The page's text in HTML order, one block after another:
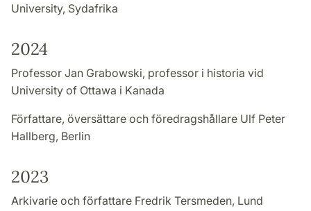
University, Sydafrika
2024
Professor Jan Grabowski, professor i historia vid
University of Ottawa i Kanada
Författare, översättare och föredragshållare Ulf Peter
Hallberg, Berlin
2023
Arkivarie och författare Fredrik Tersmeden, Lund